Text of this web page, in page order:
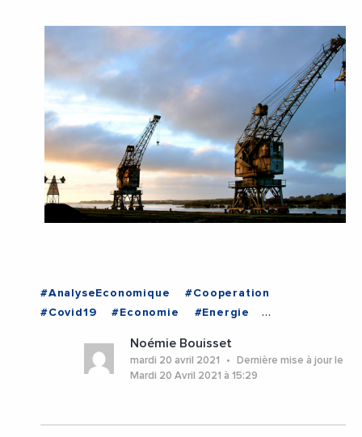
#AnalyseEconomique
#Cooperation
#Covid19
#Economie
#Energie
#Hydrocarbures
#ALGERIE
#EchangesMediterraneens
Noémie Bouisset
mardi 20 avril 2021
Dernière mise à jour le
Mardi 20 Avril 2021 à 15:29